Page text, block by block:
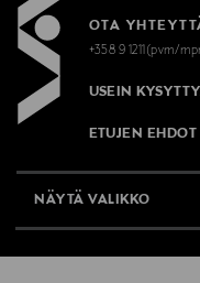
OTA
+358 9 1211(pvm/
USEIN
ETUJEN EHDOT
NÄYTÄ VALIKKO